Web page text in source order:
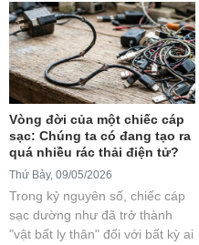
Vòng đời của một chiếc cáp
sạc: Chúng ta có đang tạo ra
quá nhiều rác thải điện tử?
Thứ Bảy, 09/05/2026
Trong kỷ nguyên số, chiếc cáp
sạc dường như đã trở thành
"vật bất ly thân" đối với bất kỳ ai